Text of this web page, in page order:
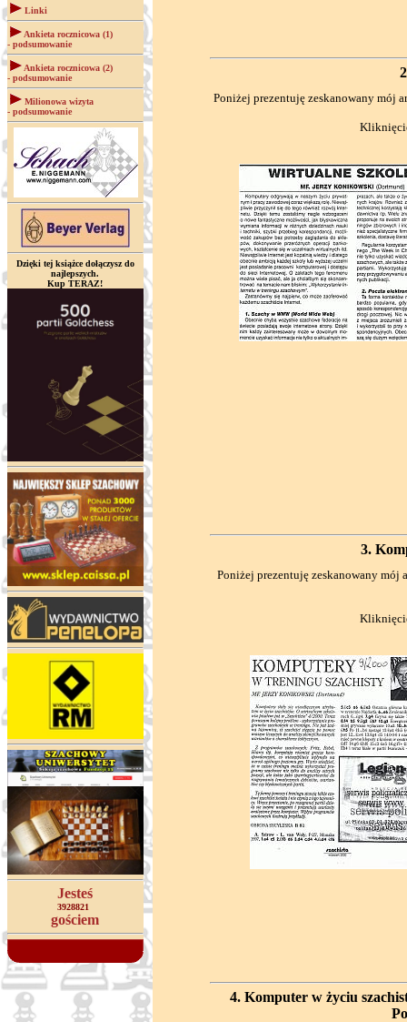
Linki
Ankieta rocznicowa (1)
- podsumowanie
Ankieta rocznicowa (2)
- podsumowanie
Milionowa wizyta
- podsumowanie
Dzięki tej książce dołączysz do
najlepszych.
Kup TERAZ!
Jesteś
3928821
gościem
Poniżej prezentuję zeskanowany mój
3.
Poniżej prezentuję zeskanowany
4. Komputer w życiu